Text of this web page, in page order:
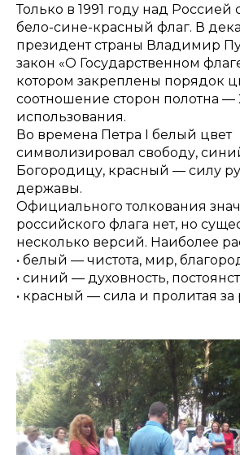
Только в 1991 году над Россией
бело-сине-красный флаг. В
президент страны Владимир
закон «О Государственном
котором закреплены порядок
соотношение сторон полотна —
использования.
Во времена Петра I белый цвет
символизировал свободу,
Богородицу, красный — силу
державы.
Официального толкования
российского флага нет, но
несколько версий. Наиболее
• белый — чистота, мир,
• синий — духовность,
• красный — сила и пролитая